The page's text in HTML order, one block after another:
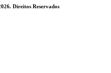
Direitos Reservados